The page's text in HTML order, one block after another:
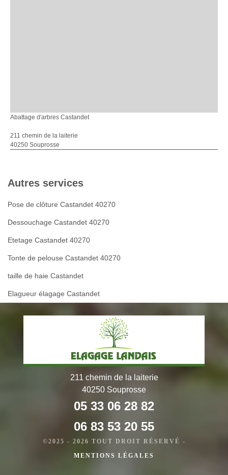
Abattage d'arbres Castandet
211 chemin de la laiterie
40250 Souprosse
Autres services
Pose de clôture Castandet 40270
Dessouchage Castandet 40270
Etetage Castandet 40270
Tonte de pelouse Castandet 40270
taille de haie Castandet
Elagueur élagage Castandet
211 chemin de la laiterie
40250 Souprosse
05 33 06 28 82
06 83 53 20 55
©2025 - 2026 TOUT DROIT RÉSERVÉ -
MENTIONS LÉGALES